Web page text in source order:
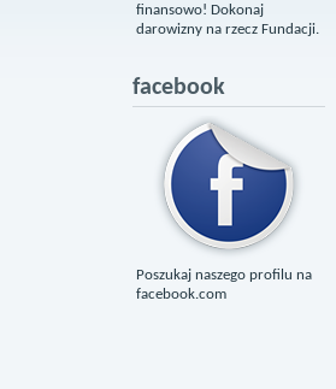
finansowo! Dokonaj
darowizny na rzecz Fundacji.
facebook
Poszukaj naszego profilu na
facebook.com